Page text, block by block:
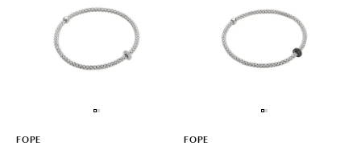
FOPE
FOPE